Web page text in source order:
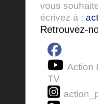
vous
écrivez à :
Retrouvez-
Action
TV